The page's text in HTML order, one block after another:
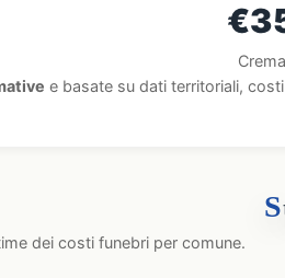
e basate su dati territoriali,
S
dei costi funebri per comune.